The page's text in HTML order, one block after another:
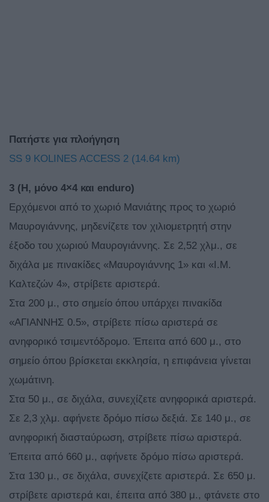
Πατήστε για πλοήγηση
SS 9 KOLINES ACCESS 2 (14.64 km)
3 (H, μόνο 4×4 και enduro)
Ερχόμενοι από το χωριό Μανιάτης προς το χωριό
Μαυρογιάννης, μηδενίζετε τον χιλιομετρητή στην
έξοδο του χωριού Μαυρογιάννης. Σε 2,52 χλμ., σε
διχάλα με πινακίδες «Μαυρογιάννης 1» και «Ι.Μ.
Καλτεζών 4», στρίβετε αριστερά.
Στα 200 μ., στο σημείο όπου υπάρχει πινακίδα
«ΑΓΙΑΝΝΗΣ 0.5», στρίβετε πίσω αριστερά σε
ανηφορικό τσιμεντόδρομο. Έπειτα από 600 μ., στο
σημείο όπου βρίσκεται εκκλησία, η επιφάνεια γίνεται
χωμάτινη.
Στα 50 μ., σε διχάλα, συνεχίζετε ανηφορικά αριστερά.
Σε 2,3 χλμ. αφήνετε δρόμο πίσω δεξιά. Σε 140 μ., σε
ανηφορική διασταύρωση, στρίβετε πίσω αριστερά.
Έπειτα από 660 μ., αφήνετε δρόμο πίσω αριστερά.
Στα 130 μ., σε διχάλα, συνεχίζετε αριστερά. Σε 650 μ.
στρίβετε αριστερά και, έπειτα από 380 μ., φτάνετε στο